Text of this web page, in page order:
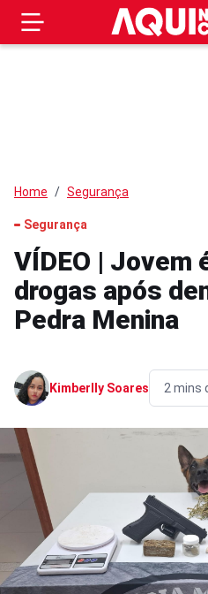
Home Segurança
Segurança
VÍDEO | Jovem
drogas após
Pedra Menina
Kimberlly Soares 2 mins